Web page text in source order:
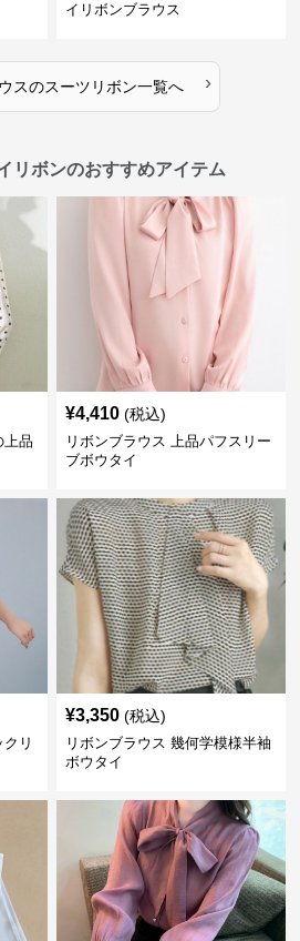
イリボンブラウス
スのスーツリボン一覧へ ›
リボンのおすすめアイテム
上品
¥4,410 (税込)
リボンブラウス 上品パフスリー
ブボウタイ
リ
¥3,350 (税込)
リボンブラウス 幾何学模様半袖
ボウタイ